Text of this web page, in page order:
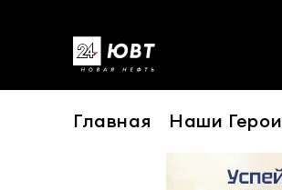
Главная Наши Герои